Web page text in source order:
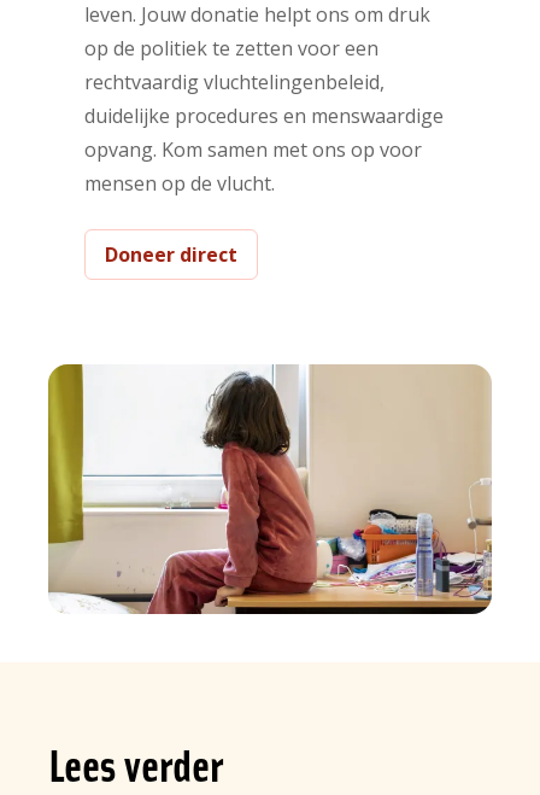
leven. Jouw donatie helpt ons om druk
op de politiek te zetten voor een
rechtvaardig vluchtelingenbeleid,
duidelijke procedures en menswaardige
opvang. Kom samen met ons op voor
mensen op de vlucht.
Doneer direct
Lees verder